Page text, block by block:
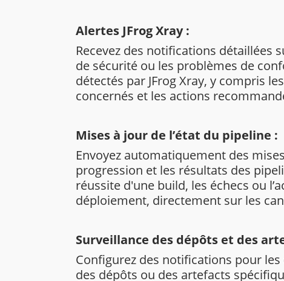
Alertes JFrog Xray :
Recevez des notifications détaillées
de sécurité ou les problèmes de
détectés par JFrog Xray, y compris
concernés et les actions
Mises à jour de l’état du pipeline :
Envoyez automatiquement des
progression et les résultats des
réussite d'une build, les échecs ou
déploiement, directement sur les
Surveillance des dépôts et des
Configurez des notifications pour les
des dépôts ou des artefacts